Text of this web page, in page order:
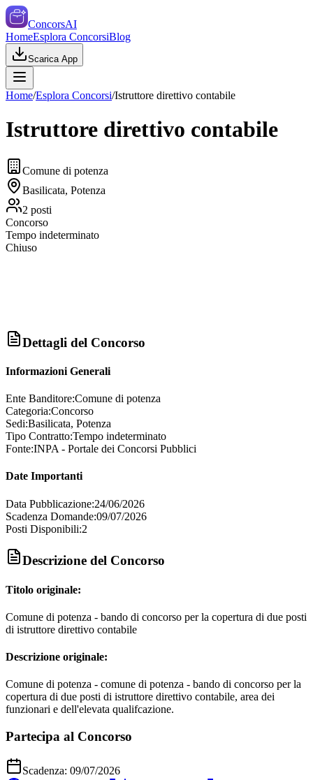
ConcorsAI
HomeEsplora ConcorsiBlog
Scarica App
Home/Esplora Concorsi/Istruttore direttivo contabile
Istruttore direttivo contabile
Comune di potenza
Basilicata, Potenza
2 posti
Concorso
Tempo indeterminato
Chiuso
Dettagli del Concorso
Informazioni Generali
Ente Banditore:Comune di potenza
Categoria:Concorso
Sedi:Basilicata, Potenza
Tipo Contratto:Tempo indeterminato
Fonte:INPA - Portale dei Concorsi Pubblici
Date Importanti
Data Pubblicazione:24/06/2026
Scadenza Domande:09/07/2026
Posti Disponibili:2
Descrizione del Concorso
Titolo originale:
Comune di potenza - bando di concorso per la copertura di due posti
di istruttore direttivo contabile
Descrizione originale:
Comune di potenza - comune di potenza - bando di concorso per la
copertura di due posti di istruttore direttivo contabile, area dei
funzionari e dell'elevata qualifcazione.
Partecipa al Concorso
Scadenza: 09/07/2026